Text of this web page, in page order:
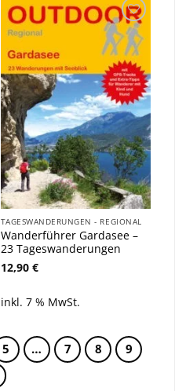
Zu
Wunschliste
hinzufügen
TAGESWANDERUNGEN - REGIONAL
Wanderführer Gardasee –
23 Tageswanderungen
12,90 €
inkl. 7 % MwSt.
5 … 7 8 9